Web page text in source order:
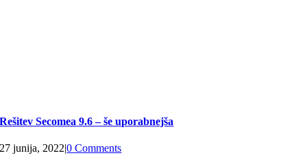
Rešitev Secomea 9.6 – še uporabnejša
27 junija, 2022|0 Comments